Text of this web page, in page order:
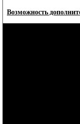
Возможность